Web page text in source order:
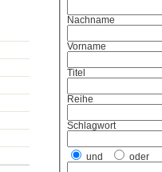
Nachname
Vorname
Titel
Reihe
Schlagwort
und oder